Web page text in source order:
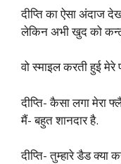
दीप्ति का ऐसा अंदाज
लेकिन अभी खुद को
वो स्माइल करती हुई
दीप्ति- कैसा लगा मेरा
मैं- बहुत शानदार है.
दीप्ति- तुम्हारे डैड क्या